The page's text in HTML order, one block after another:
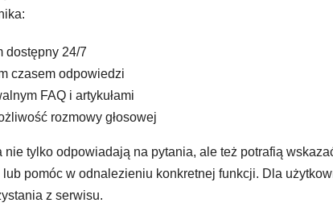
dostępny 24/7
czasem odpowiedzi
FAQ i artykułami
rozmowy głosowej
tylko odpowiadają na pytania, ale też potrafią
pomóc w odnalezieniu konkretnej funkcji. Dla
z serwisu.